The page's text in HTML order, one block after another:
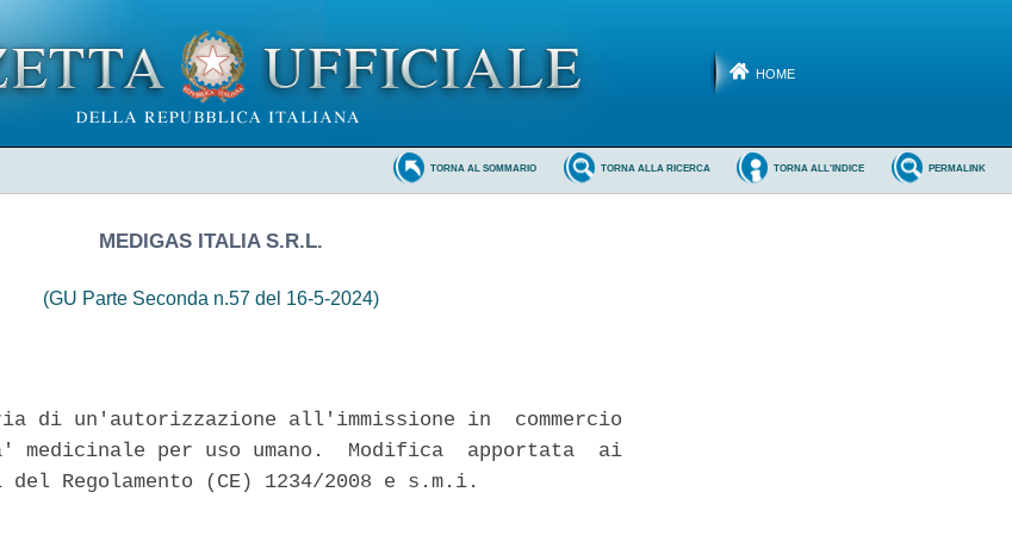
HOME
PERMALINK
TORNA ALL'INDICE
TORNA ALLA RICERCA
TORNA AL SOMMARIO
MEDIGAS ITALIA S.R.L.
(GU Parte Seconda n.57 del 16-5-2024)
di un'autorizzazione all'immissione in  commercio
medicinale per uso umano.  Modifica  apportata  ai
del Regolamento (CE) 1234/2008 e s.m.i.